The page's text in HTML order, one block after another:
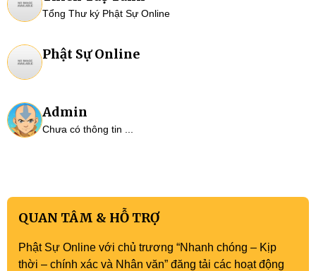
Tổng Thư ký Phật Sự Online
Phật Sự Online
Admin
Chưa có thông tin ...
QUAN TÂM & HỖ TRỢ
Phật Sự Online với chủ trương “Nhanh chóng – Kịp
thời – chính xác và Nhân văn” đăng tải các hoạt động